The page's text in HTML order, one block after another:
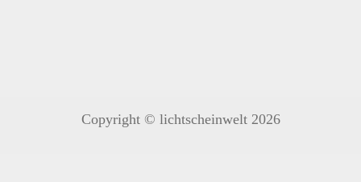
Copyright © lichtscheinwelt 2026